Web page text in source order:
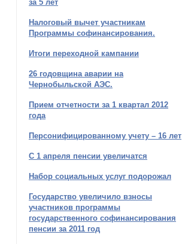
за 5 лет
Налоговый вычет участникам
Программы софинансирования.
Итоги переходной кампании
26 годовщина аварии на
Чернобыльской АЭС.
Прием отчетности за 1 квартал 2012
года
Персонифицированному учету – 16 лет
С 1 апреля пенсии увеличатся
Набор социальных услуг подорожал
Государство увеличило взносы
участников программы
государственного софинансирования
пенсии за 2011 год